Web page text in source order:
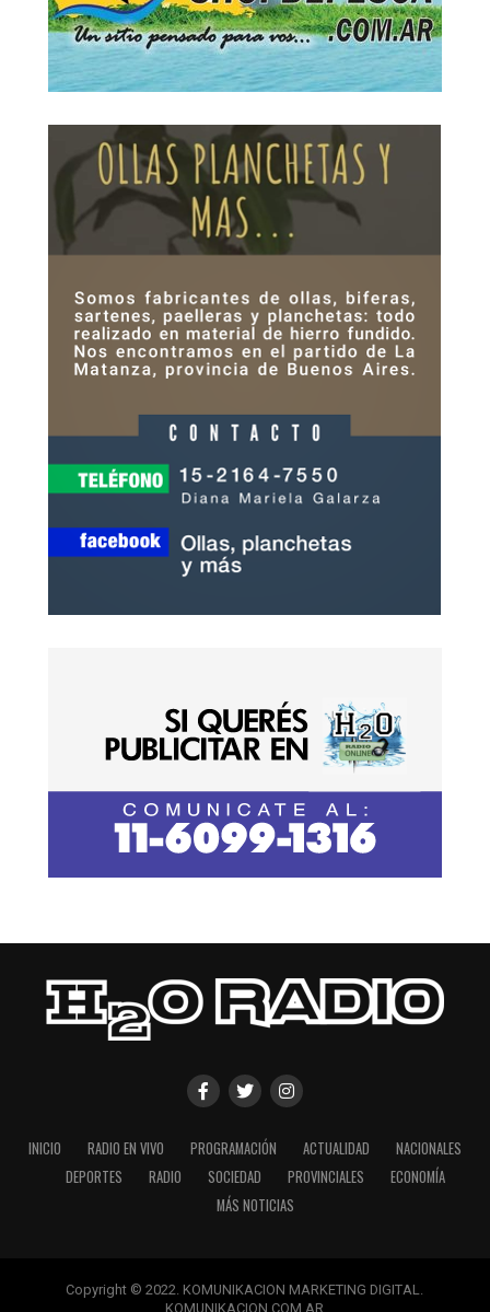
INICIO RADIO EN VIVO PROGRAMACIÓN ACTUALIDAD
NACIONALES
DEPORTES
RADIO SOCIEDAD PROVINCIALES
ECONOMÍA
MÁS NOTICIAS
Copyright © 2022. KOMUNIKACION MARKETING DIGITAL.
KOMUNIKACION.COM.AR